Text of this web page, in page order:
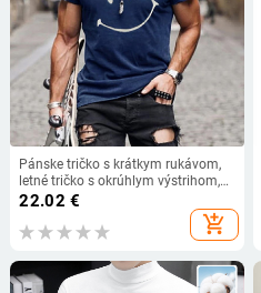
Pánske tričko s krátkym rukávom,
letné tričko s okrúhlym výstrihom,
smajlíkovou potlačou, ležérne, slim
fit, pánske topy, Harajuku, hip hop,
pánske oblečenie
22.02 €
add_shopping_cart